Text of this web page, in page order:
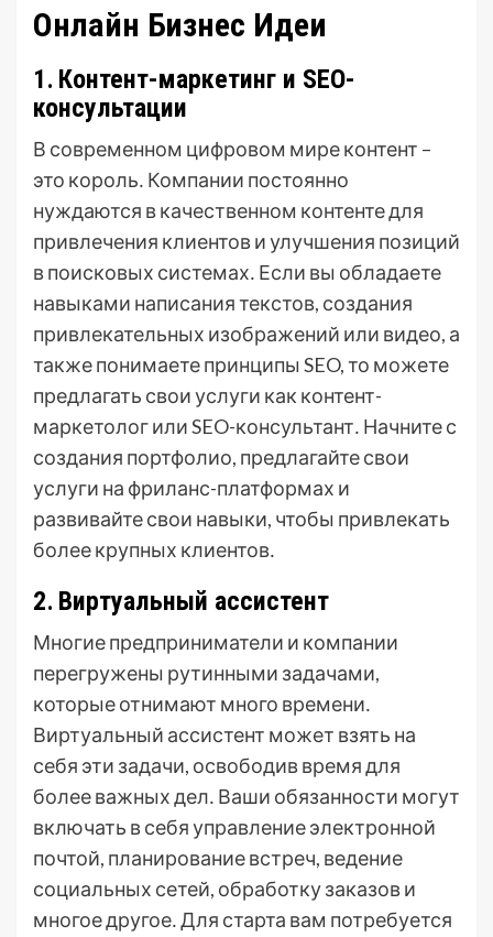
Онлайн Бизнес Идеи
1․ Контент-маркетинг и SEO-
консультации
В современном цифровом мире контент –
это король․ Компании постоянно
нуждаются в качественном контенте для
привлечения клиентов и улучшения позиций
в поисковых системах․ Если вы обладаете
навыками написания текстов, создания
привлекательных изображений или видео, а
также понимаете принципы SEO, то можете
предлагать свои услуги как контент-
маркетолог или SEO-консультант․ Начните с
создания портфолио, предлагайте свои
услуги на фриланс-платформах и
развивайте свои навыки, чтобы привлекать
более крупных клиентов․
2․ Виртуальный ассистент
Многие предприниматели и компании
перегружены рутинными задачами,
которые отнимают много времени․
Виртуальный ассистент может взять на
себя эти задачи, освободив время для
более важных дел․ Ваши обязанности могут
включать в себя управление электронной
почтой, планирование встреч, ведение
социальных сетей, обработку заказов и
многое другое․ Для старта вам потребуется